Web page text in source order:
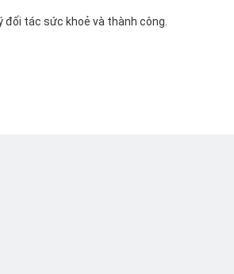
đối tác sức khoẻ và thành công.